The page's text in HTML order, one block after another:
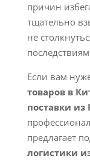
причин
тщательно
не
Если вам
товаров в
поставки из
предлагает
логистики